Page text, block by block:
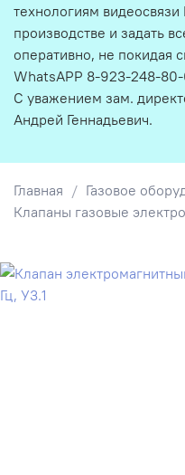
Главная
Газовое
Клапаны газовые
технологиям
производстве и задать
оперативно, не покидая
WhatsAPP 8-923-248-
С уважением зам.
Андрей Геннадьевич.